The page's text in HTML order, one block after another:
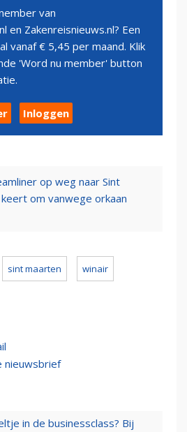
van
en Zakenreisnieuws.nl? Een
vanaf € 5,45 per maand. Klik
'Word nu member' button
Inloggen
op weg naar Sint
om vanwege orkaan
sint maarten winair
nieuwsbrief
in de businessclass? Bij